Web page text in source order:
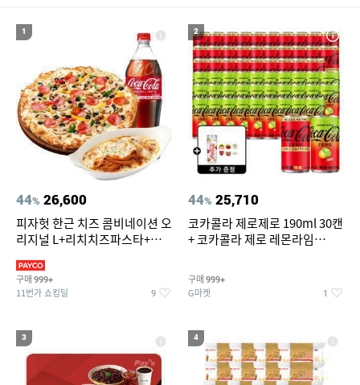
버거킹
1
44% 26,600
피자헛 한근 치즈 콤비네이션 오
리지널 L+리치치즈파스타+콜
구매 999+
11번가 쇼킹딜 9
2
44% 25,710
코카콜라 제로제로 190ml 30캔
+ 코카콜라 제로 레몬라임
티커 세트
구매 999+
G마켓 1
3 4